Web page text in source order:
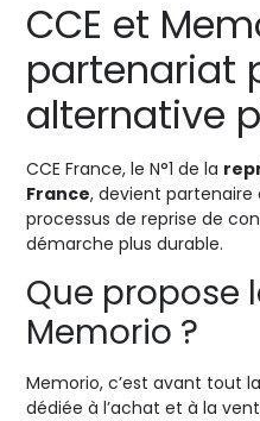
CCE et
partenariat
alternative
CCE France, le N°1 de la
France, devient partenaire
processus de reprise de
démarche plus durable.
Que propose
Memorio ?
Memorio, c’est avant tout
dédiée à l’achat et à la